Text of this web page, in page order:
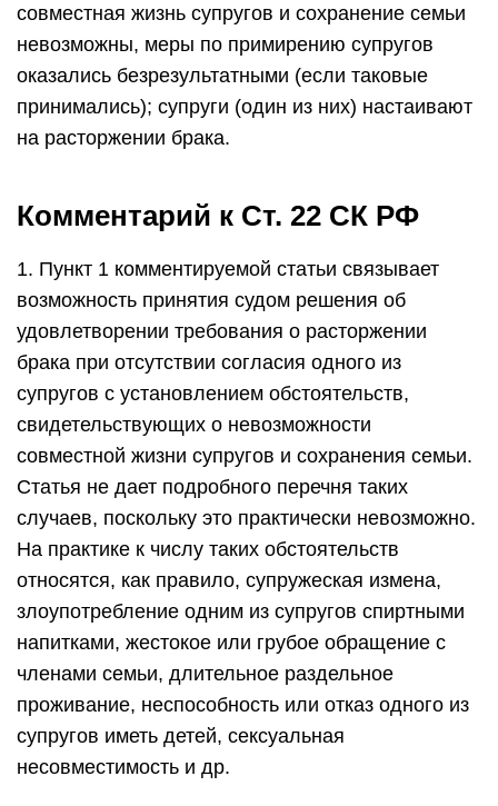
совместная жизнь супругов и сохранение семьи
невозможны, меры по примирению супругов
оказались безрезультатными (если таковые
принимались); супруги (один из них) настаивают
на расторжении брака.
Комментарий к Ст. 22 СК РФ
1. Пункт 1 комментируемой статьи связывает
возможность принятия судом решения об
удовлетворении требования о расторжении
брака при отсутствии согласия одного из
супругов с установлением обстоятельств,
свидетельствующих о невозможности
совместной жизни супругов и сохранения семьи.
Статья не дает подробного перечня таких
случаев, поскольку это практически невозможно.
На практике к числу таких обстоятельств
относятся, как правило, супружеская измена,
злоупотребление одним из супругов спиртными
напитками, жестокое или грубое обращение с
членами семьи, длительное раздельное
проживание, неспособность или отказ одного из
супругов иметь детей, сексуальная
несовместимость и др.